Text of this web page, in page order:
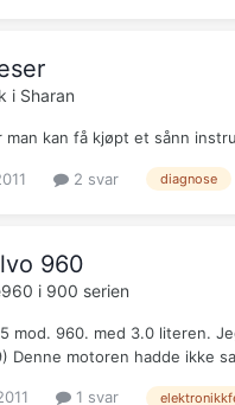
i Sharan
kan få kjøpt et sånn
2 svar diagnose
960
i 900 serien
mod. 960. med 3.0 literen.
Denne motoren hadde ikke
1 svar